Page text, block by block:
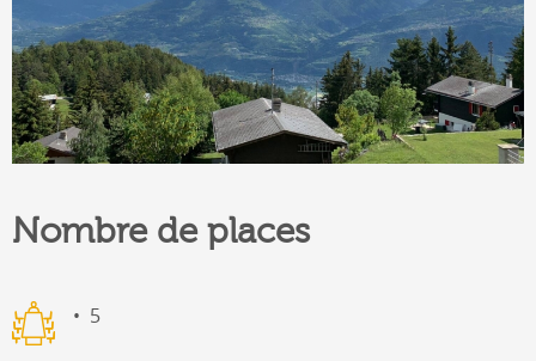
Nombre de places
5